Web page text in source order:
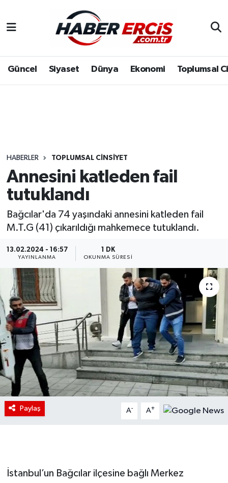
Güncel Siyaset Dünya Ekonomi Toplumsal
HABERLER TOPLUMSAL CINSIYET
Annesini katleden fail
tutuklandı
Bağcılar'da 74 yaşındaki annesini katleden fail
M.T.G (41) çıkarıldığı mahkemece tutuklandı.
13.02.2024 - 16:57
YAYINLANMA
1 DK
OKUNMA SÜRESI
Paylaş A- A+
İstanbul’un Bağcılar ilçesine bağlı Merkez